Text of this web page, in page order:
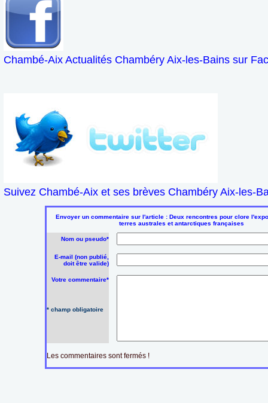
Chambé-Aix Actualités Chambéry Aix-les-Bains sur
Suivez Chambé-Aix et ses brèves Chambéry Aix-les-
Envoyer un commentaire sur l'article : Deux rencontres pour clore
terres australes et antarctiques françaises
Nom ou pseudo*
E-mail (non publié,
doit être valide)
Votre commentaire*
* champ obligatoire
Les commentaires sont fermés !